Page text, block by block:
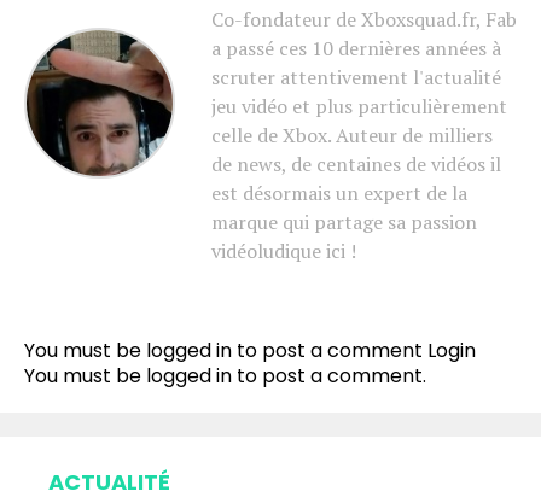
Co-fondateur de Xboxsquad.fr, Fab
a passé ces 10 dernières années à
scruter attentivement l'actualité
jeu vidéo et plus particulièrement
celle de Xbox. Auteur de milliers
de news, de centaines de vidéos il
est désormais un expert de la
marque qui partage sa passion
vidéoludique ici !
You must be logged in to post a comment Login
You must be logged in to post a comment.
ACTUALITÉ